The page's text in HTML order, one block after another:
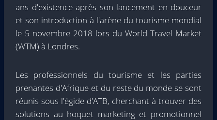
ans d'existence après son lancement en douceur
et son introduction à l'arène du tourisme mondial
le 5 novembre 2018 lors du World Travel Market
(WTM) à Londres.
Les professionnels du tourisme et les parties
prenantes d'Afrique et du reste du monde se sont
réunis sous l'égide d'ATB, cherchant à trouver des
solutions au hoquet marketing et promotionnel